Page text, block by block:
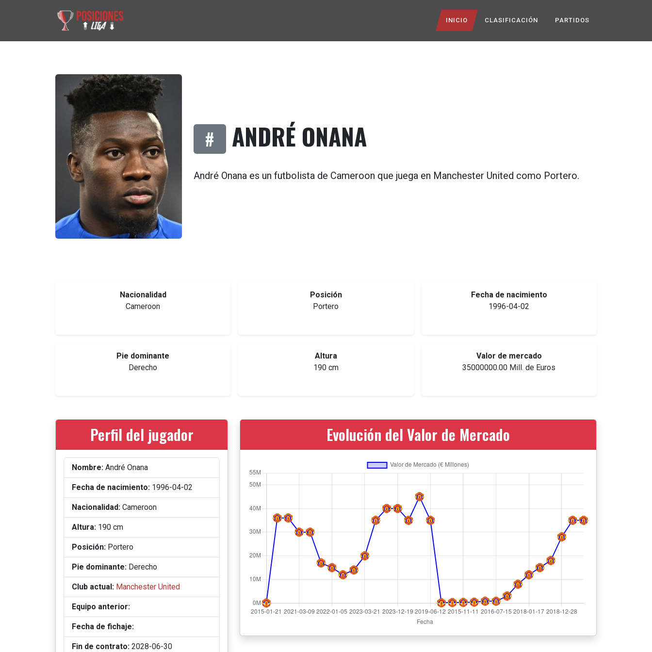
INICIO CLASIFICACIÓN PARTIDOS
# ANDRÉ ONANA
André Onana es un futbolista de Cameroon que juega en Manchester United como Portero.
Nacionalidad
Cameroon
Posición
Portero
Fecha de nacimiento
1996-04-02
Pie dominante
Derecho
Altura
190 cm
Valor de mercado
35000000.00 Mill. de Euros
Perfil del jugador
Nombre: André Onana
Fecha de nacimiento: 1996-04-02
Nacionalidad: Cameroon
Altura: 190 cm
Posición: Portero
Pie dominante: Derecho
Club actual: Manchester United
Equipo anterior:
Fecha de fichaje:
Fin de contrato: 2028-06-30
Evolución del Valor de Mercado